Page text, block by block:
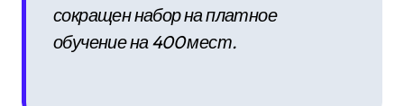
сокращен набор на платное
обучение на 400 мест.